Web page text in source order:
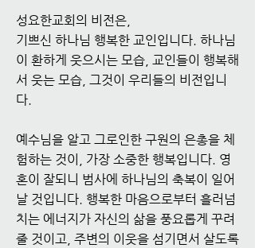
​성요한교회의 비전은,
기쁘신 하나님 행복한 교인입니다. 하나님
이 환하게 웃으시는 모습, 교인들이 행복해
서 웃는 모습, 그것이 우리들의 비전입니
다.
예수님을 알고 그로인한 구원의 은총을 체
험하는 것이, 가장 소중한 행복입니다. 영
혼이 잘되니 범사에 하나님의 축복이 일어
날 것입니다. 행복한 마음으로부터 흘러넘
치는 에너지가 자신의 삶을 풍요롭게 꾸려
줄 것이고, 주변의 이웃을 섬기면서 살도록